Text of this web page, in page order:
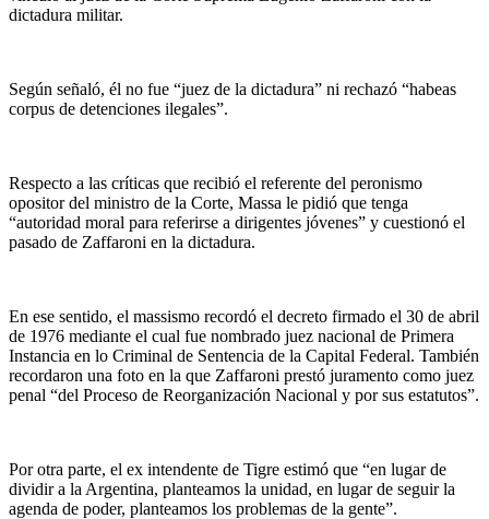
dictadura militar.
Según señaló, él no fue “juez de la dictadura” ni rechazó “habeas
corpus de detenciones ilegales”.
Respecto a las críticas que recibió el referente del peronismo
opositor del ministro de la Corte, Massa le pidió que tenga
“autoridad moral para referirse a dirigentes jóvenes” y cuestionó el
pasado de Zaffaroni en la dictadura.
En ese sentido, el massismo recordó el decreto firmado el 30 de abril
de 1976 mediante el cual fue nombrado juez nacional de Primera
Instancia en lo Criminal de Sentencia de la Capital Federal. También
recordaron una foto en la que Zaffaroni prestó juramento como juez
penal “del Proceso de Reorganización Nacional y por sus estatutos”.
Por otra parte, el ex intendente de Tigre estimó que “en lugar de
dividir a la Argentina, planteamos la unidad, en lugar de seguir la
agenda de poder, planteamos los problemas de la gente”.